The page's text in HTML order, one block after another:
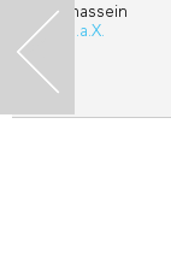
<
Kharnassein
N.D.a.a.X.